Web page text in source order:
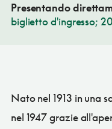
Presentando
biglietto d'ingresso;
Nato nel 1913 in una
nel 1947 grazie